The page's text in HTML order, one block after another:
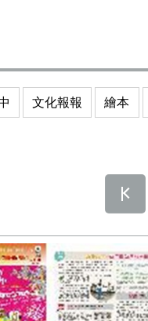
文化報報 繪本